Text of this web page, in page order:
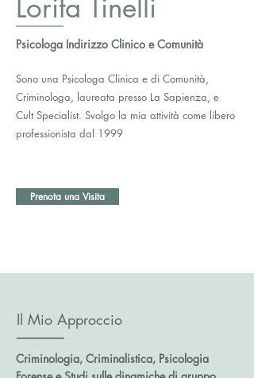
Lorita Tinelli
Psicologa Indirizzo Clinico e Comunità
Sono una Psicologa Clinica e di Comunità,
Criminologa, laureata presso La Sapienza, e
Cult Specialist. Svolgo la mia attività come libero
professionista dal 1999
Prenota una Visita
Il Mio Approccio
Criminologia, Criminalistica, Psicologia